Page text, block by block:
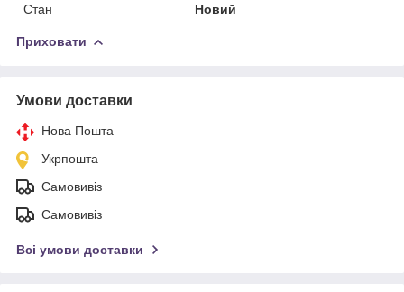
Стан
Новий
Приховати
Умови доставки
Нова Пошта
Укрпошта
Самовивіз
Самовивіз
Всі умови доставки